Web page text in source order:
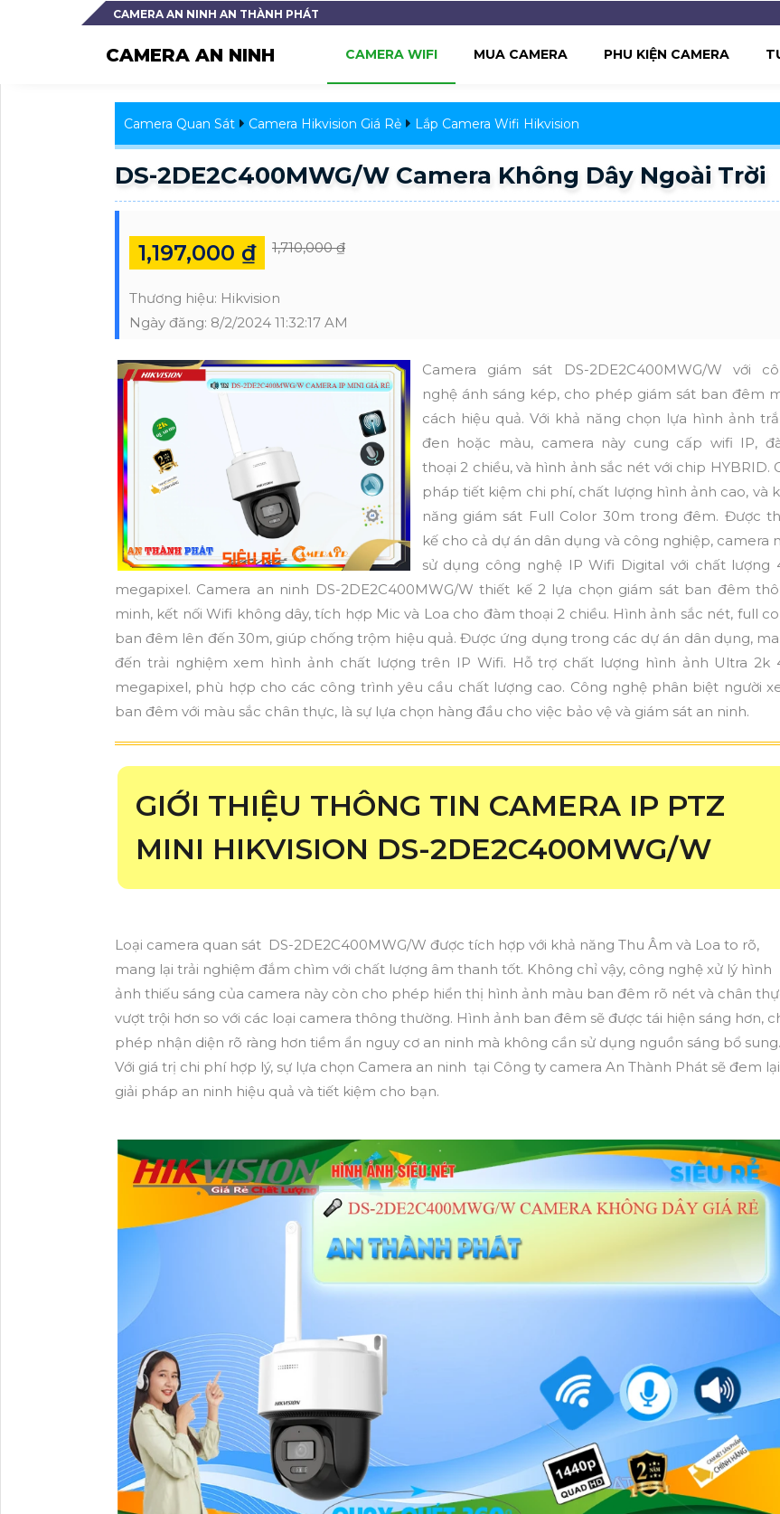
CAMERA AN NINH AN THÀNH PHÁT
CAMERA AN NINH CAMERA WIFI MUA CAMERA PHU KIỆN CAMERA
Camera Quan Sát Camera Hikvision Giá Rẻ Lắp Camera Wifi Hikvision
DS-2DE2C400MWG/W Camera Không Dây Ngoài Trời
1,197,000 ₫ 1,710,000 ₫
Thương hiệu: Hikvision
Ngày đăng: 8/2/2024 11:32:17 AM
Camera giám sát DS-2DE2C400MWG/W với
nghệ ánh sáng kép, cho phép giám sát ban đêm
cách hiệu quả. Với khả năng chọn lựa hình ảnh
đen hoặc màu, camera này cung cấp wifi IP,
thoại 2 chiều, và hình ảnh sắc nét với chip HYBRID.
pháp tiết kiệm chi phí, chất lượng hình ảnh cao, và
năng giám sát Full Color 30m trong đêm. Được
kế cho cả dự án dân dụng và công nghiệp, camera
sử dụng công nghệ IP Wifi Digital với chất lượng
megapixel. Camera an ninh DS-2DE2C400MWG/W thiết kế 2 lựa chọn giám sát ban đêm
minh, kết nối Wifi không dây, tích hợp Mic và Loa cho đàm thoại 2 chiều. Hình ảnh sắc nét, full
ban đêm lên đến 30m, giúp chống trộm hiệu quả. Được ứng dụng trong các dự án dân dụng,
đến trải nghiệm xem hình ảnh chất lượng trên IP Wifi. Hỗ trợ chất lượng hình ảnh Ultra 2k
megapixel, phù hợp cho các công trình yêu cầu chất lượng cao. Công nghệ phân biệt người
ban đêm với màu sắc chân thực, là sự lựa chọn hàng đầu cho việc bảo vệ và giám sát an ninh.
GIỚI THIỆU THÔNG TIN CAMERA IP PTZ
MINI HIKVISION DS-2DE2C400MWG/W
Loại camera quan sát DS-2DE2C400MWG/W được tích hợp với khả năng Thu Âm và Loa to rõ,
mang lại trải nghiệm đắm chìm với chất lượng âm thanh tốt. Không chỉ vậy, công nghệ xử lý hình
ảnh thiếu sáng của camera này còn cho phép hiển thị hình ảnh màu ban đêm rõ nét và chân
vượt trội hơn so với các loại camera thông thường. Hình ảnh ban đêm sẽ được tái hiện sáng hơn,
phép nhận diện rõ ràng hơn tiềm ẩn nguy cơ an ninh mà không cần sử dụng nguồn sáng bổ sung.
Với giá trị chi phí hợp lý, sự lựa chọn Camera an ninh tại Công ty camera An Thành Phát sẽ đem lại
giải pháp an ninh hiệu quả và tiết kiệm cho bạn.